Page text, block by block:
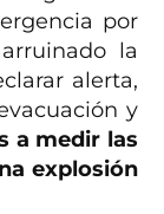
por
la
alerta,
y
a medir las
explosión